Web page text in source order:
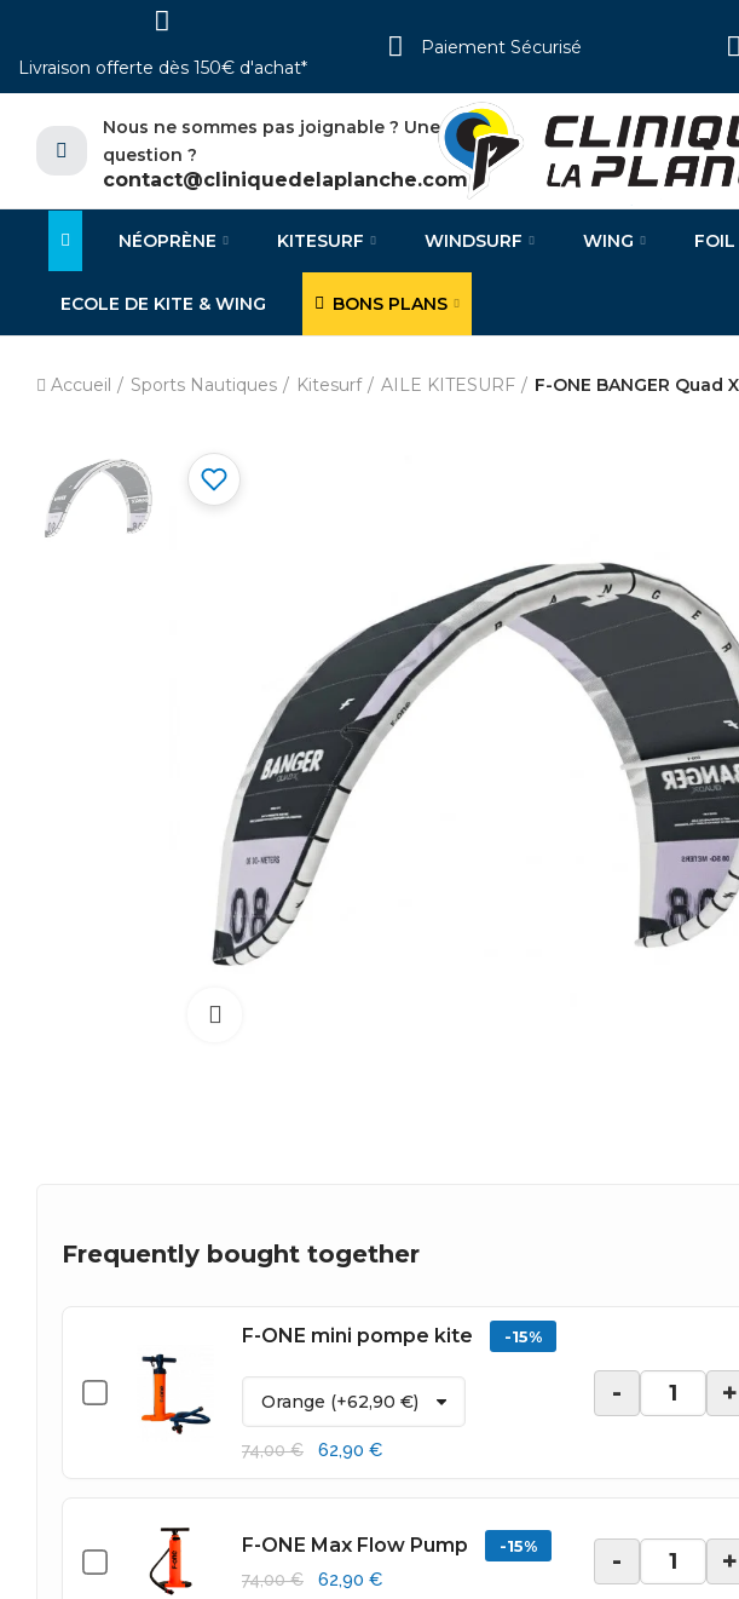
Livraison offerte dès 150€ d'achat*
Paiement Sécurisé
Nous ne sommes pas joignable ? Une
question ?
contact@cliniquedelaplanche.com
NÉOPRÈNE KITESURF WINDSURF WING FOIL
ECOLE DE KITE & WING BONS PLANS
Accueil Sports Nautiques Kitesurf AILE KITESURF F-ONE BANGER Quad
Frequently bought together
F-ONE mini pompe kite -15%
74,00 € 62,90 €
- +
F-ONE Max Flow Pump
-15%
74,00 €
62,90 €
- +